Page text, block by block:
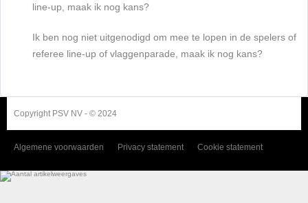
line-up, maak ik nog kans?
Ik ben nog niet uitgenodigd om mee te lopen in de spelers of
referee line-up of vlaggenparade, maak ik nog kans?
Copyright PSV NV - © 2024
Algemene voorwaarden Privacy statement Cookie statement